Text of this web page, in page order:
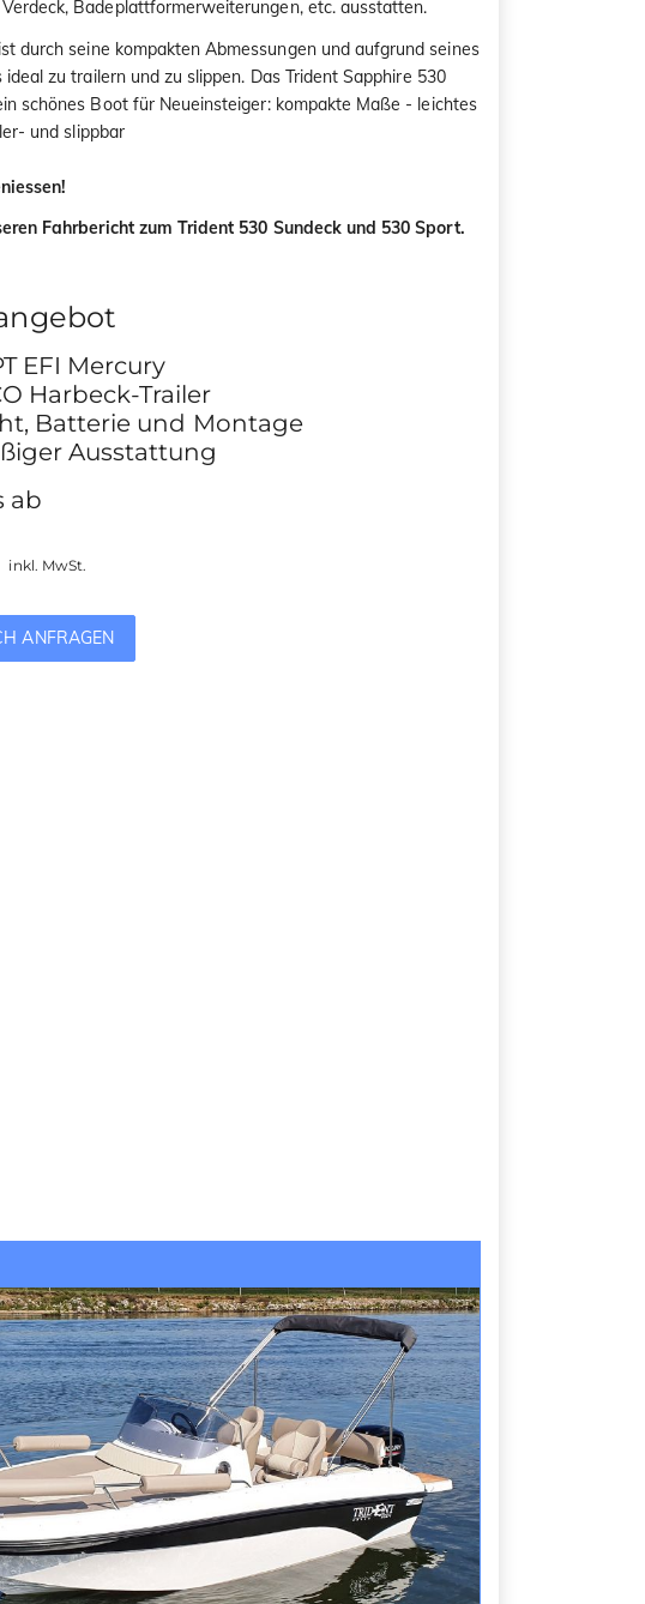
Badeplattformerweiterungen, etc. ausstatten.
durch seine kompakten Abmessungen und aufgrund seines
zu trailern und zu slippen. Das Trident Sapphire 530
schönes Boot für Neueinsteiger: kompakte Maße - leichtes
und slippbar
Fahrbericht zum Trident 530 Sundeck und 530 Sport.
EFI Mercury
Harbeck-Trailer
Batterie und Montage
Ausstattung
ab
inkl. MwSt.
ANFRAGEN